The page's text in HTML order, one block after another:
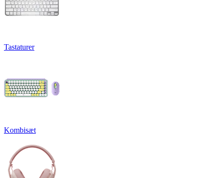
Tastaturer
Kombisæt